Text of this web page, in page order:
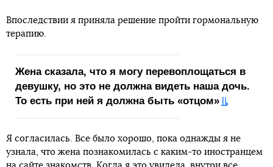
Впоследствии я приняла решение пройти гормональную
терапию.
Жена сказала, что я могу перевоплощаться в
девушку, но это не должна видеть наша дочь.
То есть при ней я должна быть «отцом»
Я согласилась. Все было хорошо, пока однажды я не
узнала, что жена познакомилась с каким-то иностранцем